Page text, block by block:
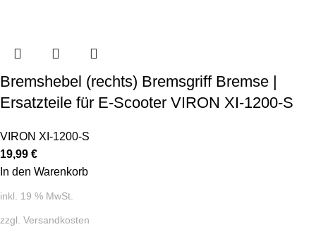
Bremshebel (rechts) Bremsgriff Bremse |
Ersatzteile für E-Scooter VIRON XI-1200-S
VIRON XI-1200-S
19,99 €
In den Warenkorb
inkl. 19 % MwSt.
zzgl. Versandkosten